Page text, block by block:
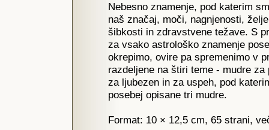
Nebesno znamenje, pod katerim
naš značaj, moči, nagnjenosti,
šibkosti in zdravstvene težave. S
za vsako astrološko znamenje
okrepimo, ovire pa spremenimo v
razdeljene na štiri teme - mudre
za ljubezen in za uspeh, pod
posebej opisane tri mudre.
Format: 10 × 12,5 cm, 65 strani,